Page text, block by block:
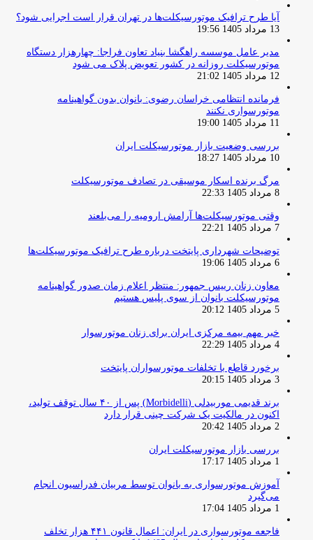
آیا طرح ترافیک موتورسیکلت‌ها در تهران قرار است اجرایی شود؟
13 مرداد 1405 19:56
مدیر عامل موسسه راهگشا بنیاد تعاون فراجا: چهارهزار دستگاه
موتورسیکلت روزانه در کشور تعویض پلاک می شود
12 مرداد 1405 21:02
فرمانده انتظامی خراسان رضوی: بانوان بدون گواهینامه
موتورسواری نکنند
11 مرداد 1405 19:00
بررسی وضعیت بازار موتورسیکلت ایران
10 مرداد 1405 18:27
مرگ برنده اسکار موسیقی در تصادف موتورسیکلت
8 مرداد 1405 22:33
وقتی موتورسیکلت‌ها آرامش ارومیه را می‌بلعند
7 مرداد 1405 22:21
توضیحات شهرداری پایتخت درباره طرح ترافیک موتورسیکلت‌ها
6 مرداد 1405 19:06
معاون زنان رییس جمهور: منتظر اعلام زمان صدور گواهینامه
موتورسیکلت بانوان از سوی پلیس هستیم
5 مرداد 1405 20:12
خبر مهم بیمه مرکزی ایران برای زنان موتورسوار
4 مرداد 1405 22:29
برخورد قاطع با تخلفات موتورسواران پایتخت
3 مرداد 1405 20:15
برند قدیمی موربیدلی (Morbidelli) پس از ۴۰ سال توقف تولید،
اکنون در مالکیت یک شرکت چینی قرار دارد
2 مرداد 1405 20:42
بررسی بازار موتورسیکلت ایران
1 مرداد 1405 17:17
آموزش موتورسواری به بانوان توسط مربیان فدراسیون انجام
می‌گیرد
1 مرداد 1405 17:04
فاجعه موتورسواری در ایران: اعمال قانون ۴۴۱ هزار تخلف